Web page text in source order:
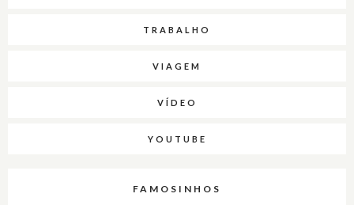
TRABALHO
VIAGEM
VÍDEO
YOUTUBE
FAMOSINHOS